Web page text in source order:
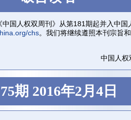
国人权双周刊》从第181期起并入中国
chs。我们将继续遵照本刊宗旨
中国人权
期 2016年2月4日